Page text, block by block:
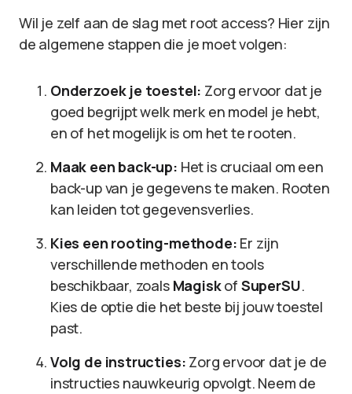
Wil je zelf aan de slag met root access? Hier zijn
de algemene stappen die je moet volgen:
Onderzoek je toestel: Zorg ervoor dat je
goed begrijpt welk merk en model je hebt,
en of het mogelijk is om het te rooten.
Maak een back-up: Het is cruciaal om een
back-up van je gegevens te maken. Rooten
kan leiden tot gegevensverlies.
Kies een rooting-methode: Er zijn
verschillende methoden en tools
beschikbaar, zoals Magiskof SuperSU.
Kies de optie die het beste bij jouw toestel
past.
Volg de instructies: Zorg ervoor dat je de
instructies nauwkeurig opvolgt. Neem de